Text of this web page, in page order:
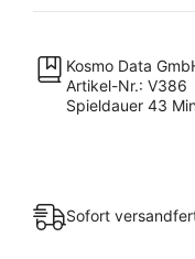
Kosmo Data
Artikel-Nr.: V386
Spieldauer 43
Sofort